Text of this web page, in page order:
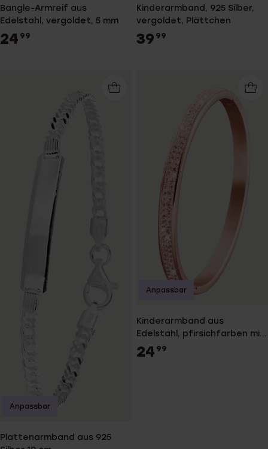
Bangle-Armreif aus
Edelstahl, vergoldet, 5 mm
24 99
Kinderarmband, 925 Silber,
vergoldet, Plättchen
39 99
Plattenarmband aus 925
Anpassbar
Kinderarmband aus
Edelstahl, pfirsichfarben mit
hellrosa Kristall
24 99
Anpassbar